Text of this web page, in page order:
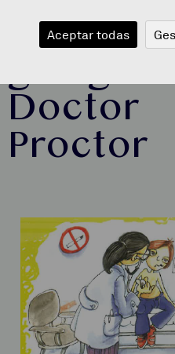
Primary
going to
Doctor
Proctor
Aceptar todas